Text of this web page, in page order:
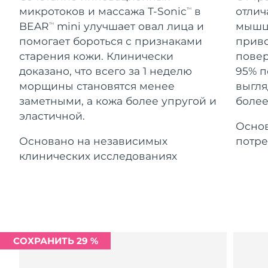
микротоков и массажа T-SonicTM
в
BEARTM
mini улучшает овал лица и
помогает бороться с признаками
старения кожи. Клинически
доказано, что всего за 1 неделю
морщины становятся менее
заметными, а кожа более упругой и
эластичной.
Основано на независимых
клинических исследованиях
95%
СОХРАНИТЬ 29 %
18% PAP
Косметика Для мужчин
Купить
FOREO APP
Гибралтар
Ожидаемая дата доставки
8/13/26
Греция
Ожидаемая дата доставки
8/9/26
Гонконг (САР)
Ожидаемая дата доставки
8/10/26
Венгрия
8/9/26
Исландия